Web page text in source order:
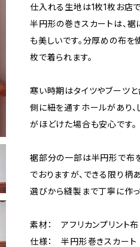
仕入れる生地は1枚1枚お店
半円形の巻きスカートは、
も美しいです。分厚めの布を
枚で着られます。
寒い時期はタイツやブーツ
側に紐を通すホールがあり、
がほどけた場合も安心です。
裾部分の一部は半円形で布
でおりますが、できる限り柄
選びから縫製まで丁寧に作っ
素材： アフリカンプリン
仕様： 半円形巻きスカー